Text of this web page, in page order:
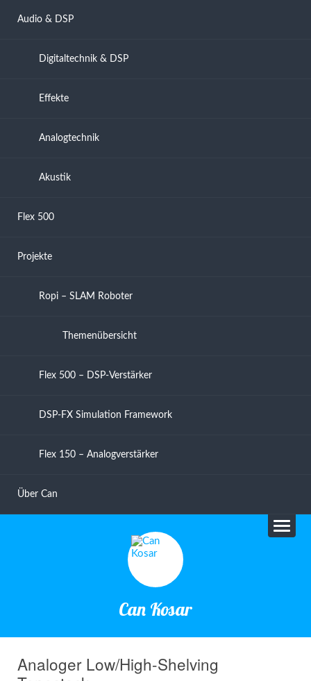
Audio & DSP
Digitaltechnik & DSP
Effekte
Analogtechnik
Akustik
Flex 500
Projekte
Ropi – SLAM Roboter
Themenübersicht
Flex 500 – DSP-Verstärker
DSP-FX Simulation Framework
Flex 150 – Analogverstärker
Über Can
Can Kosar
Analoger Low/High-Shelving